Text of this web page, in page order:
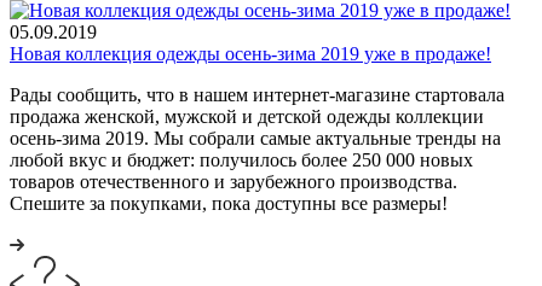
05.09.2019
Новая коллекция одежды осень-зима 2019 уже в продаже!
Рады сообщить, что в нашем интернет-магазине стартовала
продажа женской, мужской и детской одежды коллекции
осень-зима 2019. Мы собрали самые актуальные тренды на
любой вкус и бюджет: получилось более 250 000 новых
товаров отечественного и зарубежного производства.
Спешите за покупками, пока доступны все размеры!